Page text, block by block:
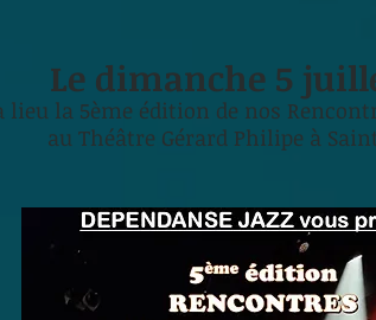
Le dimanche 5
lieu la 5ème édition de nos
au Théâtre Gérard Philipe à